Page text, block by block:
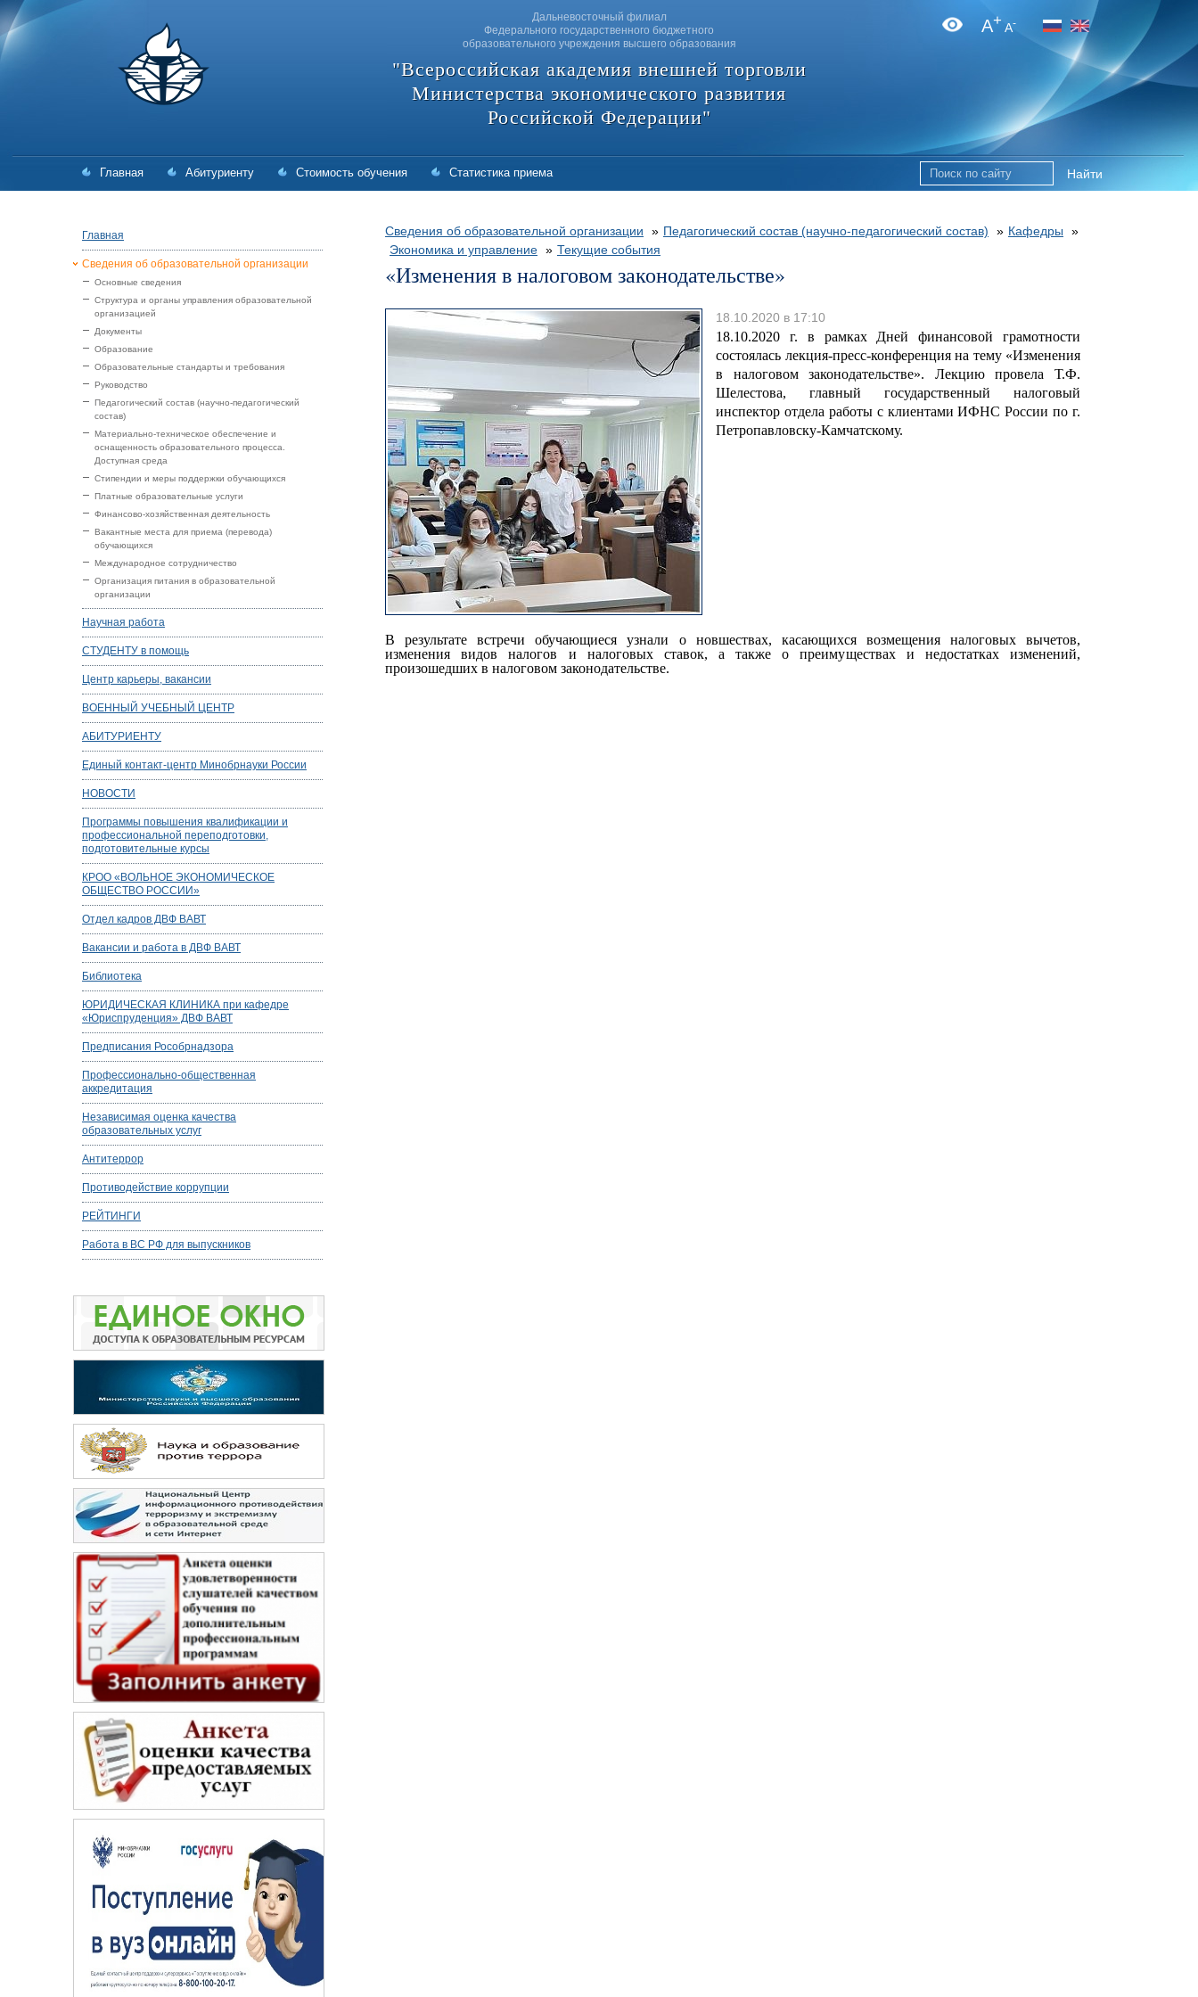
Дальневосточный филиал
Федерального государственного бюджетного
образовательного учреждения высшего образования
"Всероссийская академия внешней торговли
Министерства экономического развития
Российской Федерации"
Главная Абитуриенту Стоимость обучения Статистика приема Найти
A+A-
Главная
Сведения об образовательной организации
Основные сведения
Структура и органы управления образовательной
организацией
Документы
Образование
Образовательные стандарты и требования
Руководство
Педагогический состав (научно-педагогический
состав)
Материально-техническое обеспечение и
оснащенность образовательного процесса.
Доступная среда
Стипендии и меры поддержки обучающихся
Платные образовательные услуги
Финансово-хозяйственная деятельность
Вакантные места для приема (перевода)
обучающихся
Международное сотрудничество
Организация питания в образовательной
организации
Научная работа
СТУДЕНТУ в помощь
Центр карьеры, вакансии
ВОЕННЫЙ УЧЕБНЫЙ ЦЕНТР
АБИТУРИЕНТУ
Единый контакт-центр Минобрнауки России
НОВОСТИ
Программы повышения квалификации и
профессиональной переподготовки,
подготовительные курсы
КРОО «ВОЛЬНОЕ ЭКОНОМИЧЕСКОЕ
ОБЩЕСТВО РОССИИ»
Отдел кадров ДВФ ВАВТ
Вакансии и работа в ДВФ ВАВТ
Библиотека
ЮРИДИЧЕСКАЯ КЛИНИКА при кафедре
«Юриспруденция» ДВФ ВАВТ
Предписания Рособрнадзора
Профессионально-общественная
аккредитация
Независимая оценка качества
образовательных услуг
Антитеррор
Противодействие коррупции
РЕЙТИНГИ
Работа в ВС РФ для выпускников
Сведения об образовательной организации » Педагогический состав (научно-педагогический состав) » Кафедры
»
Экономика и управление » Текущие события
«Изменения в налоговом законодательстве»
18.10.2020 в 17:10
18.10.2020 г. в рамках Дней финансовой грамотности
состоялась лекция-пресс-конференция на тему «Изменения
в налоговом законодательстве». Лекцию провела Т.Ф.
Шелестова, главный государственный налоговый
инспектор отдела работы с клиентами ИФНС России по г.
Петропавловску-Камчатскому.
В результате встречи обучающиеся узнали о новшествах, касающихся возмещения налоговых вычетов,
изменения видов налогов и налоговых ставок, а также о преимуществах и недостатках изменений,
произошедших в налоговом законодательстве.